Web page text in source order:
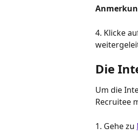
4. Klicke
Die
Um die
Recruitee
1. Gehe zu